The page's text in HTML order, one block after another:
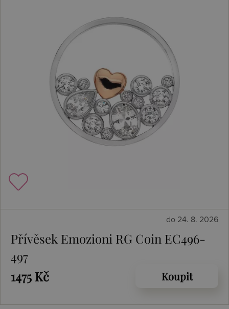
do 24. 8. 2026
Přívěsek Emozioni RG Coin EC496-
497
1475 Kč
Koupit